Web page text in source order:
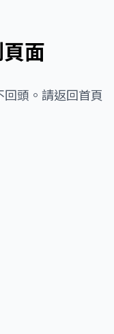
面
頭。請返回首頁